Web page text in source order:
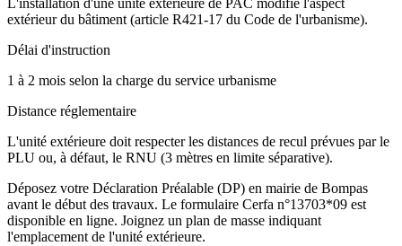
L'installation d'une unité extérieure de PAC modifie l'aspect
extérieur du bâtiment (article R421-17 du Code de l'urbanisme).
Délai d'instruction
1 à 2 mois selon la charge du service urbanisme
Distance réglementaire
L'unité extérieure doit respecter les distances de recul prévues par le
PLU ou, à défaut, le RNU (3 mètres en limite séparative).
Déposez votre Déclaration Préalable (DP) en mairie de Bompas
avant le début des travaux. Le formulaire Cerfa n°13703*09 est
disponible en ligne. Joignez un plan de masse indiquant
l'emplacement de l'unité extérieure.